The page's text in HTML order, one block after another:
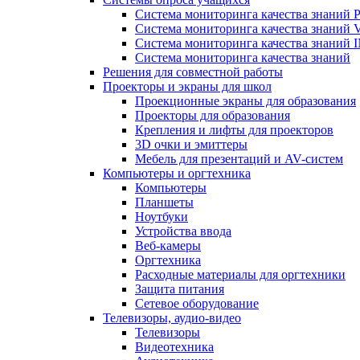
Система мониторинга качества знаний
Система мониторинга качества знаний
Система мониторинга качества знаний
Система мониторинга качества знаний
Решения для совместной работы
Проекторы и экраны для школ
Проекционные экраны для образования
Проекторы для образования
Крепления и лифты для проекторов
3D очки и эмиттеры
Мебель для презентаций и AV-систем
Компьютеры и оргтехника
Компьютеры
Планшеты
Ноутбуки
Устройства ввода
Веб-камеры
Оргтехника
Расходные материалы для оргтехники
Защита питания
Сетевое оборудование
Телевизоры, аудио-видео
Телевизоры
Видеотехника